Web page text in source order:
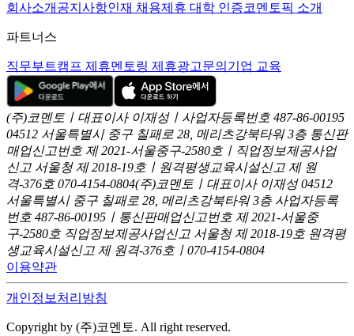
회사소개 공지사항인재 채용제휴 대학 인증코멘토픽 소개
파트너스
직무부트캠프 제휴멘토링 제휴광고문의 기업 교육
(주)코멘토ㅣ대표이사 이재성ㅣ사업자등록번호 487-86-00195
04512 서울특별시 중구 칠패로 28, 메리츠강북타워 3층 통신판
매업신고번호 제 2021-서울중구-2580호ㅣ직업정보제공사업
신고 서울청 제 2018-19호ㅣ원격평생교육시설신고 제 원
격-376호 070-4154-0804(주)코멘토ㅣ대표이사 이재성 04512
서울특별시 중구 칠패로 28, 메리츠강북타워 3층 사업자등록
번호 487-86-00195ㅣ통신판매업신고번호 제 2021-서울중
구-2580호 직업정보제공사업신고 서울청 제 2018-19호 원격평
생교육시설신고 제 원격-376호ㅣ070-4154-0804
이용약관
개인정보처리방침
Copyright by (주)코멘토. All right reserved.